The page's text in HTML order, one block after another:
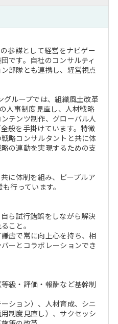
参謀として経営をナビゲー
です。自社のコンサルティ
部隊とも連携し、経営視点
グループでは、組織風土改革
人事制度見直し、人材戦略
テンツ制作、グローバル人
般を手掛けています。特徴
略コンサルタントと共に体
の連動を実現するための支
に体制を組み、ピープルア
行っています。
ら試行錯誤をしながら解決
こと。
虚で常に向上心を持ち、相
ーとコラボレーションでき
級・評価・報酬など基幹制
ション）、人材育成、シニ
制度見直し）、サクセッシ